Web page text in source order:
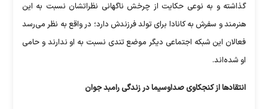
گذاشته و به نوعی حکایت از چرخش ناگهانی نظراتشان نسبت به این
هنرمند و سفرش به کانادا برای تولد فرزندش دارد؛ در واقع به نظر می‌رسد
فعالان این شبکه اجتماعی دیگر موضع تندی نسبت به او ندارند و حامی
او شده‌اند.
انتقادها از کنجکاوی صداوسیما در زندگی رامبد جوان